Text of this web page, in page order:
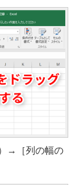
→［列の幅の